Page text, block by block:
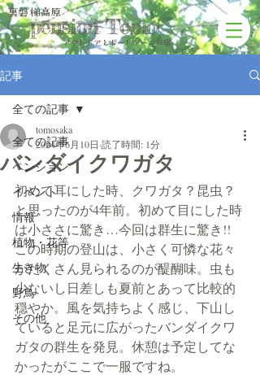
pension Tomo
アウトドアと​ボードゲームの宿
裏磐梯高原
記事
全ての記事
ペンション
イベント
情報
植物・花等
生き物
野鳥
その他
全ての記事
バンダイクワガタ
tomosaka
2024年6月10日 読了時間: 1分
初めて耳にした時、クワガタ？昆虫？
と思ったのが4年前。初めて目にした時
は小ささに驚き…今回は群生に驚き!!
この時期の登山は、小さく可憐な花々
がたくさん見られるのが醍醐味。虫も
少ないし日差しも夏前とあって比較的
穏やか。風を気持ちよく感じ、下山し
ていると足元に広がったバンダイクワ
ガタの群生を発見。休憩は予定してな
かったがここで一服ですね。